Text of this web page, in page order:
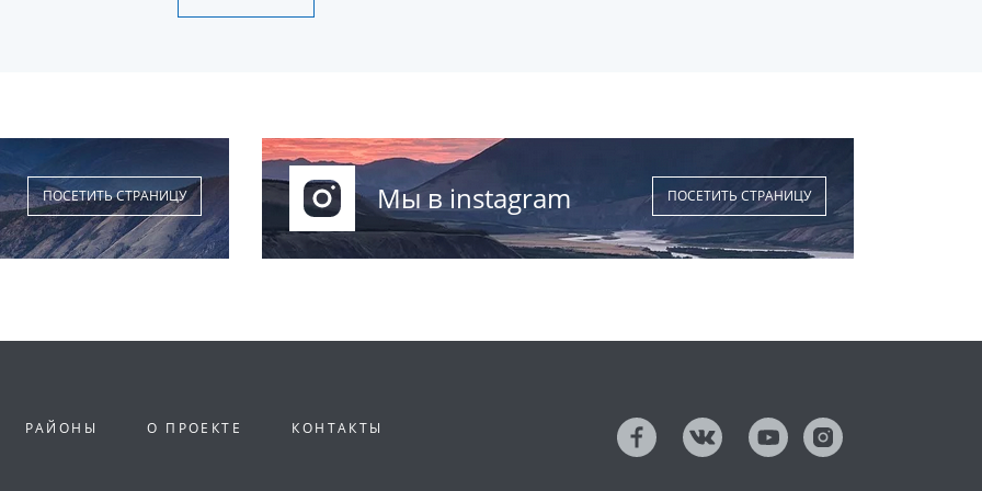
ПОСЕТИТЬ СТРАНИЦУ Мы в instagram ПОСЕТИТЬ СТРАНИЦУ
РАЙОНЫ О ПРОЕКТЕ КОНТАКТЫ